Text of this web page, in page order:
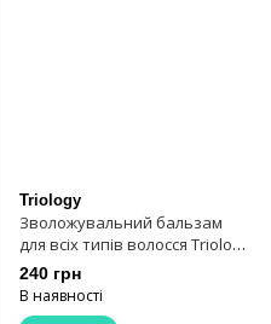
Triology
Зволожувальний бальзам
для всіх типів волосся Triology
Aquamatrix Hydration Hair
Balm
240 грн
В наявності